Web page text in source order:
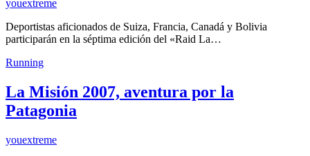
youextreme
Deportistas aficionados de Suiza, Francia, Canadá y Bolivia
participarán en la séptima edición del «Raid La…
Running
La Misión 2007, aventura por la
Patagonia
youextreme